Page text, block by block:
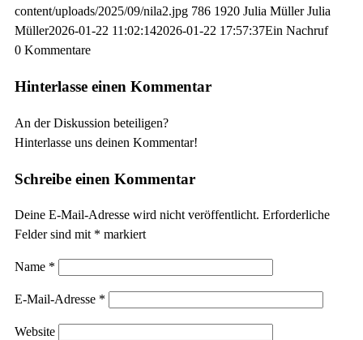
content/uploads/2025/09/nila2.jpg 786 1920 Julia Müller Julia
Müller2026-01-22 11:02:142026-01-22 17:57:37Ein Nachruf
0 Kommentare
Hinterlasse einen Kommentar
An der Diskussion beteiligen?
Hinterlasse uns deinen Kommentar!
Schreibe einen Kommentar
Deine E-Mail-Adresse wird nicht veröffentlicht. Erforderliche
Felder sind mit * markiert
Name *
E-Mail-Adresse *
Website